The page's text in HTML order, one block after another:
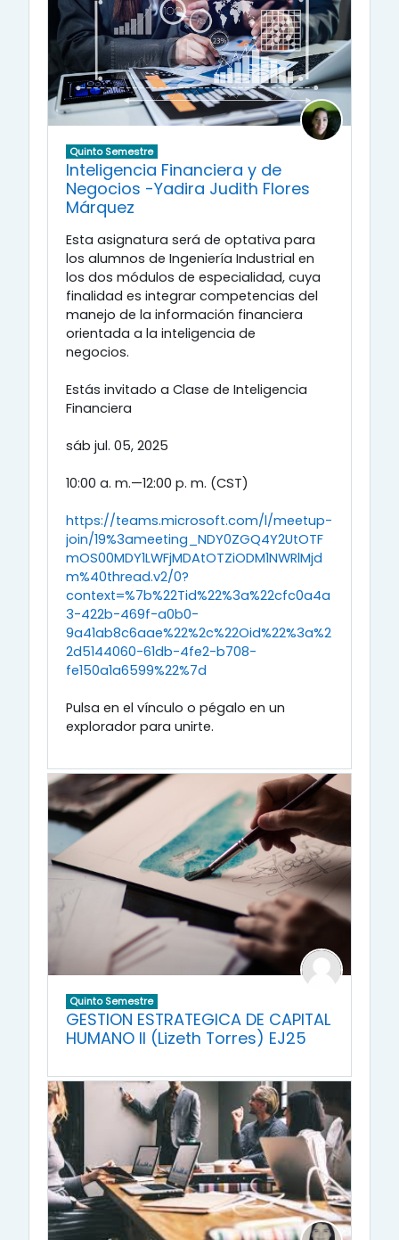
Quinto Semestre
Inteligencia Financiera y de
Negocios -Yadira Judith Flores
Márquez
Esta asignatura será de optativa para
los alumnos de Ingeniería Industrial en
los dos módulos de especialidad, cuya
finalidad es integrar competencias del
manejo de la información financiera
orientada a la inteligencia de
negocios.
Estás invitado a Clase de Inteligencia
Financiera
sáb jul. 05, 2025
10:00 a. m.—12:00 p. m. (CST)
https://teams.microsoft.com/l/meetup-
join/19%3ameeting_NDY0ZGQ4Y2UtOTF
mOS00MDY1LWFjMDAtOTZiODM1NWRlMjd
m%40thread.v2/0?
context=%7b%22Tid%22%3a%22cfc0a4a
3-422b-469f-a0b0-
9a41ab8c6aae%22%2c%22Oid%22%3a%2
2d5144060-61db-4fe2-b708-
fe150a1a6599%22%7d
Pulsa en el vínculo o pégalo en un
explorador para unirte.
Quinto Semestre
GESTION ESTRATEGICA DE CAPITAL
HUMANO II (Lizeth Torres) EJ25